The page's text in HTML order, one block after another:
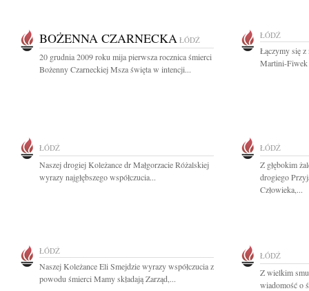
BOŻENNA CZARNECKA ŁÓDŹ
20 grudnia 2009 roku mija pierwsza rocznica śmierci
Bożenny Czarneckiej Msza święta w intencji...
ŁÓDŹ
Łączymy się z
Martini-Fiwek
ŁÓDŹ
Naszej drogiej Koleżance dr Małgorzacie Różalskiej
wyrazy najgłębszego współczucia...
ŁÓDŹ
Z głębokim
drogiego
Człowieka,...
ŁÓDŹ
Naszej Koleżance Eli Smejdzie wyrazy współczucia z
powodu śmierci Mamy składają Zarząd,...
ŁÓDŹ
Z wielkim
wiadomość o